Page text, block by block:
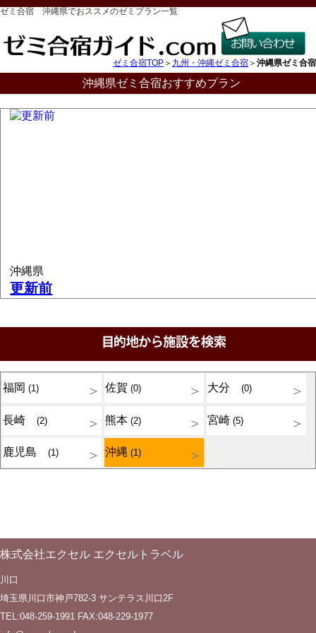
ゼミ合宿 沖縄県でおススメのゼミプラン一覧
ゼミ合宿TOP ＞ 九州・沖縄ゼミ合宿 ＞ 沖縄県ゼミ合宿
沖縄県ゼミ合宿おすすめプラン
沖縄県
更新前
福岡(1) 佐賀(0) 大分(0)
長崎(2) 熊本(2) 宮崎(5)
鹿児島(1) 沖縄(1)
株式会社エクセル エクセルトラベル
川口
埼玉県川口市神戸782-3 サンテラス川口2F
TEL:048-259-1991 FAX:048-229-1977